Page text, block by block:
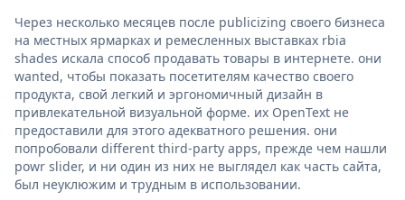
Через несколько месяцев после publicizing своего бизнеса
на местных ярмарках и ремесленных выставках rbia
shades искала способ продавать товары в интернете. они
wanted, чтобы показать посетителям качество своего
продукта, свой легкий и эргономичный дизайн в
привлекательной визуальной форме. их OpenText не
предоставили для этого адекватного решения. они
попробовали different third-party apps, прежде чем нашли
powr slider, и ни один из них не выглядел как часть сайта,
был неуклюжим и трудным в использовании.